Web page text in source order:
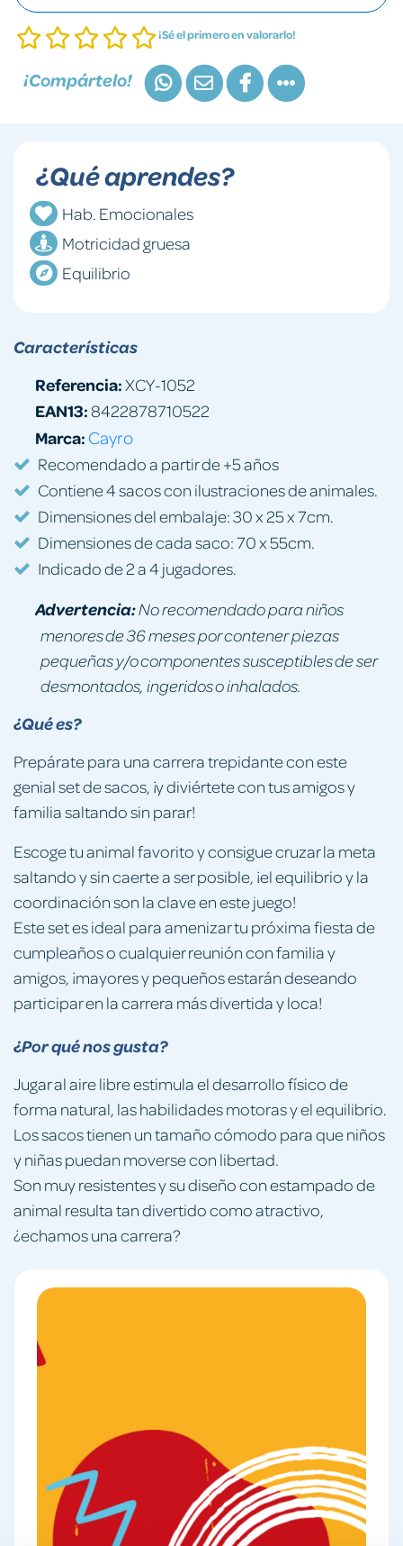
¡Sé el primero en valorarlo!
¡Compártelo!
¿Qué es?
Prepárate para una carrera trepidante con este
genial set de sacos, ¡y diviértete con tus amigos y
familia saltando sin parar!
Escoge tu animal favorito y consigue cruzar la meta
saltando y sin caerte a ser posible, ¡el equilibrio y la
coordinación son la clave en este juego!
Este set es ideal para amenizar tu próxima fiesta de
cumpleaños o cualquier reunión con familia y
amigos, ¡mayores y pequeños estarán deseando
participar en la carrera más divertida y loca!
¿Por qué nos gusta?
Jugar al aire libre estimula el desarrollo físico de
forma natural, las habilidades motoras y el equilibrio.
Los sacos tienen un tamaño cómodo para que niños
y niñas puedan moverse con libertad.
Son muy resistentes y su diseño con estampado de
animal resulta tan divertido como atractivo,
¿echamos una carrera?
¿Qué aprendes?
Hab. Emocionales
Motricidad gruesa
Equilibrio
Características
Referencia:XCY-1052
EAN13:8422878710522
Marca: Cayro
Recomendado a partir de +5 años
Contiene 4 sacos con ilustraciones de animales.
Dimensiones del embalaje: 30 x 25 x 7cm.
Dimensiones de cada saco: 70 x 55cm.
Indicado de 2 a 4 jugadores.
Advertencia:No recomendado para niños
menores de 36 meses por contener piezas
pequeñas y/o componentes susceptibles de ser
desmontados, ingeridos o inhalados.